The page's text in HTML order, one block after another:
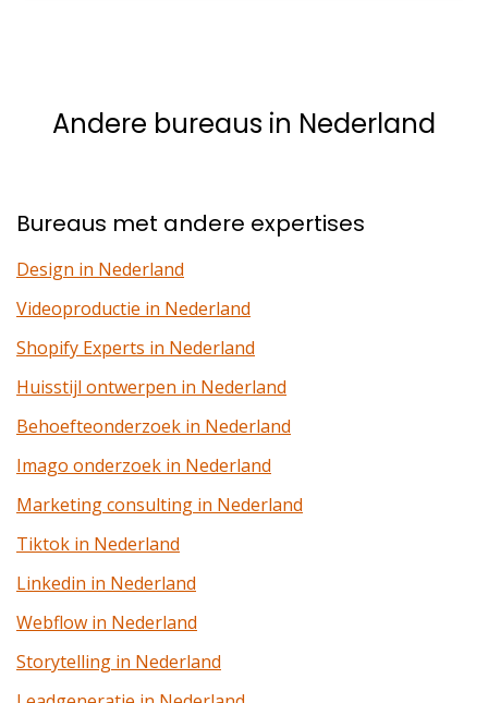
Andere bureaus in Nederland
Bureaus met andere expertises
Design in Nederland
Videoproductie in Nederland
Shopify Experts in Nederland
Huisstijl ontwerpen in Nederland
Behoefteonderzoek in Nederland
Imago onderzoek in Nederland
Marketing consulting in Nederland
Tiktok in Nederland
Linkedin in Nederland
Webflow in Nederland
Storytelling in Nederland